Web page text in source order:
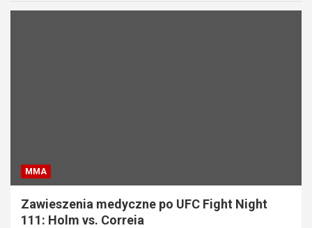
MMA
Zawieszenia medyczne po UFC Fight Night
111: Holm vs. Correia